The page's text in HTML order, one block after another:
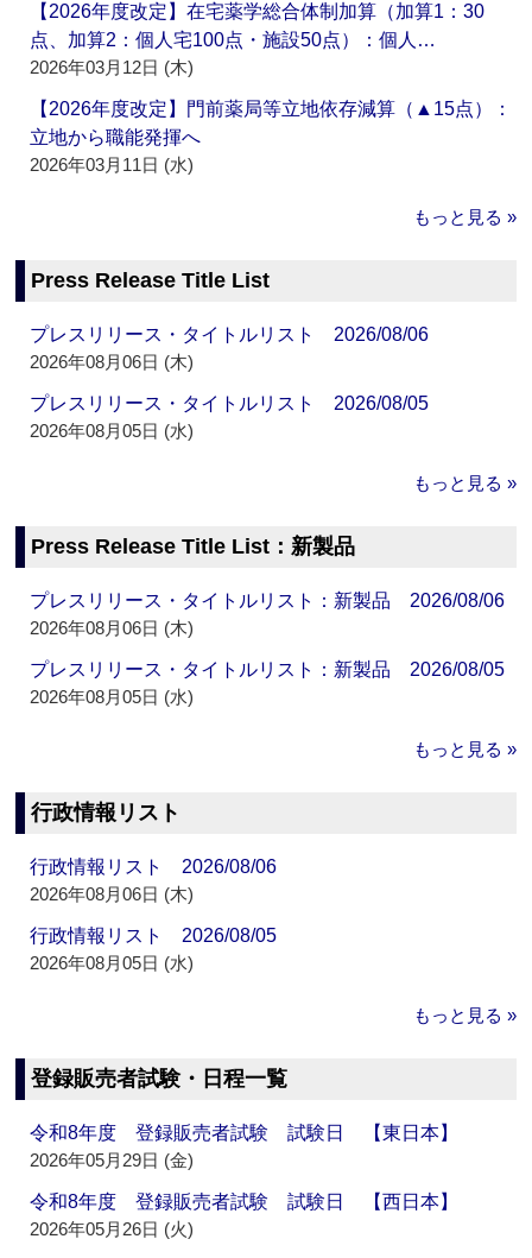
【2026年度改定】在宅薬学総合体制加算（加算1：30
点、加算2：個人宅100点・施設50点）：個人…
2026年03月12日 (木)
【2026年度改定】門前薬局等立地依存減算（▲15点）：
立地から職能発揮へ
2026年03月11日 (水)
もっと見る »
Press Release Title List
プレスリリース・タイトルリスト 2026/08/06
2026年08月06日 (木)
プレスリリース・タイトルリスト 2026/08/05
2026年08月05日 (水)
もっと見る »
Press Release Title List：新製品
プレスリリース・タイトルリスト：新製品 2026/08/06
2026年08月06日 (木)
プレスリリース・タイトルリスト：新製品 2026/08/05
2026年08月05日 (水)
もっと見る »
行政情報リスト
行政情報リスト 2026/08/06
2026年08月06日 (木)
行政情報リスト 2026/08/05
2026年08月05日 (水)
もっと見る »
登録販売者試験・日程一覧
令和8年度 登録販売者試験 試験日 【東日本】
2026年05月29日 (金)
令和8年度 登録販売者試験 試験日 【西日本】
2026年05月26日 (火)